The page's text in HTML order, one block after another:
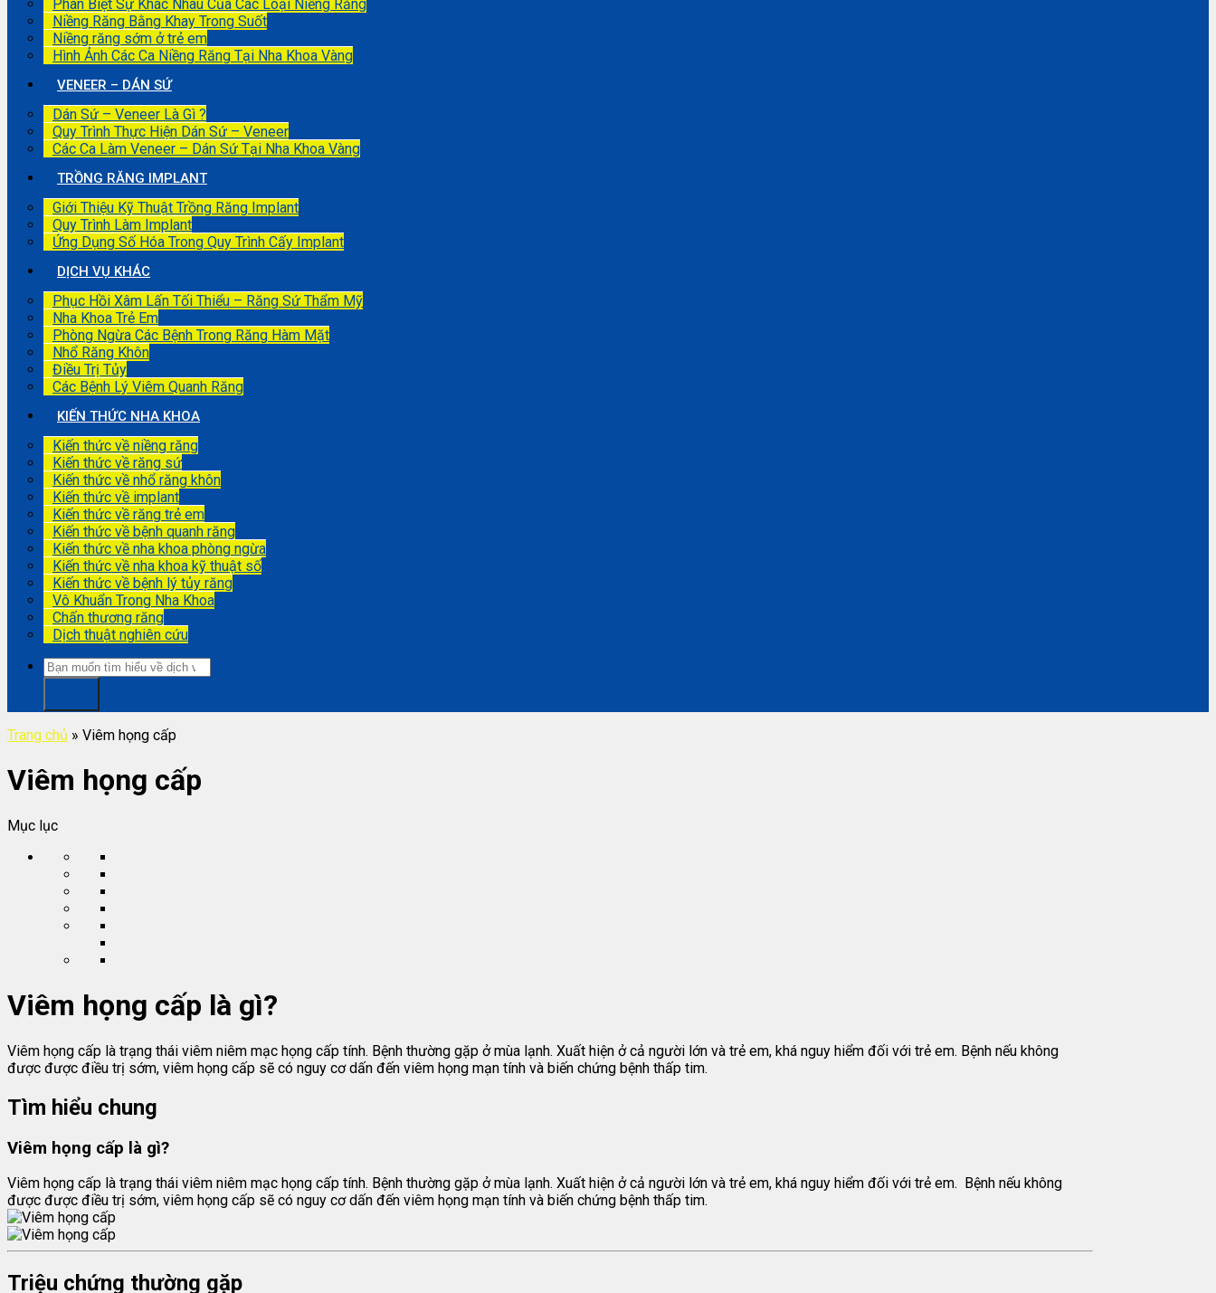
Phân Biệt Sự Khác Nhau Của Các Loại Niềng Răng
Niềng Răng Bằng Khay Trong Suốt
Niềng răng sớm ở trẻ em
Hình Ảnh Các Ca Niềng Răng Tại Nha Khoa Vàng
VENEER – DÁN SỨ
Dán Sứ – Veneer Là Gì ?
Quy Trình Thực Hiện Dán Sứ – Veneer
Các Ca Làm Veneer – Dán Sứ Tại Nha Khoa Vàng
TRỒNG RĂNG IMPLANT
Giới Thiệu Kỹ Thuật Trồng Răng Implant
Quy Trình Làm Implant
Ứng Dụng Số Hóa Trong Quy Trình Cấy Implant
DỊCH VỤ KHÁC
Phục Hồi Xâm Lấn Tối Thiểu – Răng Sứ Thẩm Mỹ
Nha Khoa Trẻ Em
Phòng Ngừa Các Bệnh Trong Răng Hàm Mặt
Nhổ Răng Khôn
Điều Trị Tủy
Các Bệnh Lý Viêm Quanh Răng
KIẾN THỨC NHA KHOA
Kiến thức về niềng răng
Kiến thức về răng sứ
Kiến thức về nhổ răng khôn
Kiến thức về implant
Kiến thức về răng trẻ em
Kiến thức về bệnh quanh răng
Kiến thức về nha khoa phòng ngừa
Kiến thức về nha khoa kỹ thuật số
Kiến thức về bệnh lý tủy răng
Vô Khuẩn Trong Nha Khoa
Chấn thương răng
Dịch thuật nghiên cứu
Trang chủ » Viêm họng cấp
Viêm họng cấp
Mục lục
Viêm họng cấp là gì?
Viêm họng cấp là trạng thái viêm niêm mạc họng cấp tính. Bệnh thường gặp ở mùa lạnh. Xuất hiện ở cả người lớn và trẻ em, khá nguy hiểm đối với trẻ em. Bệnh nếu không
được được điều trị sớm, viêm họng cấp sẽ có nguy cơ dấn đến viêm họng mạn tính và biến chứng bệnh thấp tim.
Tìm hiểu chung
Viêm họng cấp là gì?
Viêm họng cấp là trạng thái viêm niêm mạc họng cấp tính. Bệnh thường gặp ở mùa lạnh. Xuất hiện ở cả người lớn và trẻ em, khá nguy hiểm đối với trẻ em. Bệnh nếu không
được được điều trị sớm, viêm họng cấp sẽ có nguy cơ dấn đến viêm họng mạn tính và biến chứng bệnh thấp tim.
Triệu chứng thường gặp